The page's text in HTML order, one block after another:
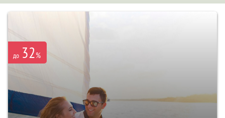
до 32%